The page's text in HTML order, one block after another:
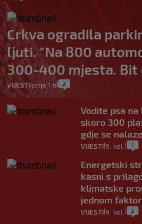
Crkva ogradila
ljuti. "Na 800
300-400 mjesta. Bit
VIJESTI prije 1 h 2
Vodite psa na
skoro 300
gdje se nalaze
VIJESTI 9. kol. 1
Energetski
kasni s
klimatske
jednom
VIJESTI 9. kol. 2